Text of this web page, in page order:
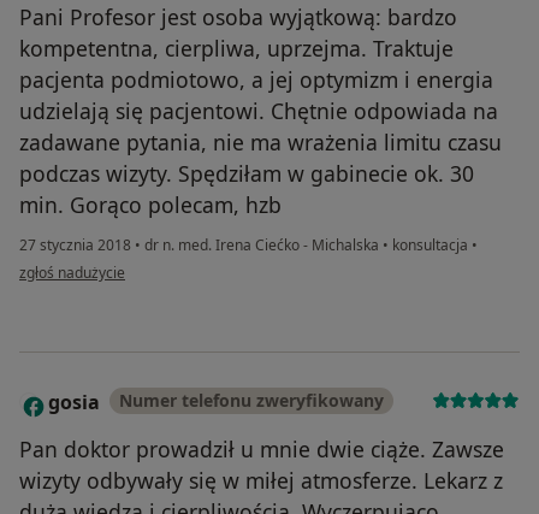
Pani Profesor jest osoba wyjątkową: bardzo
kompetentna, cierpliwa, uprzejma. Traktuje
pacjenta podmiotowo, a jej optymizm i energia
udzielają się pacjentowi. Chętnie odpowiada na
zadawane pytania, nie ma wrażenia limitu czasu
podczas wizyty. Spędziłam w gabinecie ok. 30
min. Gorąco polecam, hzb
27 stycznia 2018 • dr n. med. Irena Ciećko - Michalska • konsultacja •
w opinii użytkownika Konto zostało usunięte
zgłoś nadużycie
G gosia Numer telefonu zweryfikowany
Pan doktor prowadził u mnie dwie ciąże. Zawsze
wizyty odbywały się w miłej atmosferze. Lekarz z